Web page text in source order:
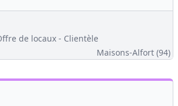
de locaux - Clientèle
Maisons-Alfort (94)